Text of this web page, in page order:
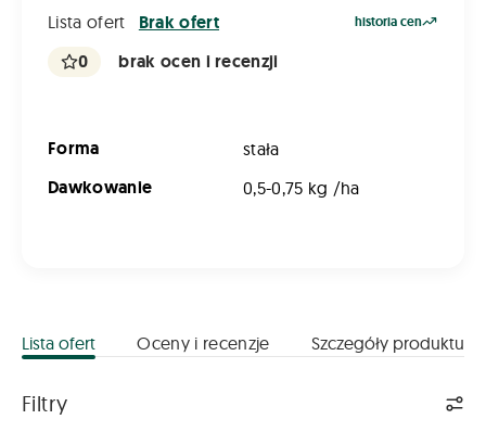
Lista ofert Brak ofert historia cen
0 brak ocen i recenzji
Forma stała
Dawkowanie 0,5-0,75 kg /ha
Lista ofert Oceny i recenzje Szczegóły produktu
Filtry